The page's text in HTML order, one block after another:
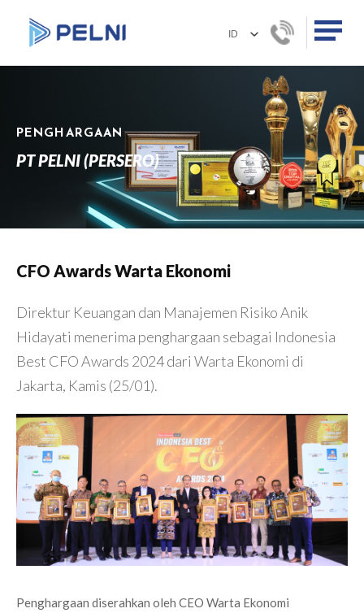
PENGHARGAAN
PT PELNI (PERSERO)
CFO Awards Warta Ekonomi
Direktur Keuangan dan Manajemen Risiko Anik
Hidayati menerima penghargaan sebagai Indonesia
Best CFO Awards 2024 dari Warta Ekonomi di
Jakarta, Kamis (25/01).
Penghargaan diserahkan oleh CEO Warta Ekonomi